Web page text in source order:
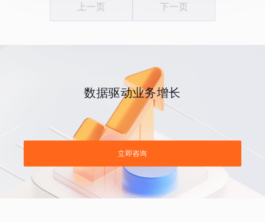
上一页 下一页
数据驱动业务增长
立即咨询